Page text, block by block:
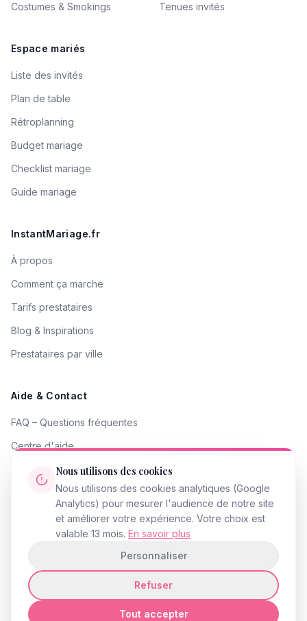
Costumes & Smokings
Tenues invités
Espace mariés
Liste des invités
Plan de table
Rétroplanning
Budget mariage
Checklist mariage
Guide mariage
InstantMariage.fr
À propos
Comment ça marche
Tarifs prestataires
Blog & Inspirations
Prestataires par ville
Aide & Contact
FAQ – Questions fréquentes
Centre d'aide
Contacter le support
Signaler un problème
Devenir partenaire
© 2026 InstantMariage.fr · Tous droits réservés
Mentions légalesPolitique de confidentialitéCGUAccessibilité
Gestion des cookies
Nous utilisons des cookies
Nous utilisons des cookies analytiques (Google
Analytics) pour mesurer l'audience de notre site
et améliorer votre expérience. Votre choix est
valable 13 mois. En savoir plus
Personnaliser
Refuser
Tout accepter